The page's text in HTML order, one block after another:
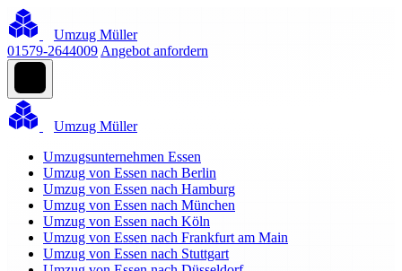
Umzug Müller
01579-2644009 Angebot anfordern
Umzug Müller
Umzugsunternehmen Essen
Umzug von Essen nach Berlin
Umzug von Essen nach Hamburg
Umzug von Essen nach München
Umzug von Essen nach Köln
Umzug von Essen nach Frankfurt am Main
Umzug von Essen nach Stuttgart